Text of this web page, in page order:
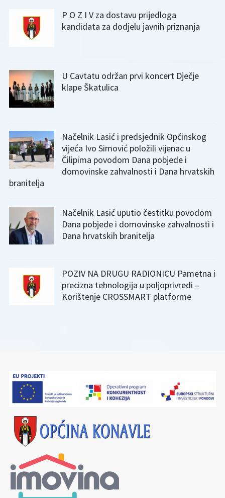
P O Z I V za dostavu prijedloga
kandidata za dodjelu javnih priznanja
U Cavtatu održan prvi koncert Dječje
klape Škatulica
Načelnik Lasić i predsjednik Općinskog
vijeća Ivo Simović položili vijenac u
Čilipima povodom Dana pobjede i
domovinske zahvalnosti i Dana hrvatskih
branitelja
Načelnik Lasić uputio čestitku povodom
Dana pobjede i domovinske zahvalnosti i
Dana hrvatskih branitelja
POZIV NA DRUGU RADIONICU Pametna i
precizna tehnologija u poljoprivredi –
Korištenje CROSSMART platforme